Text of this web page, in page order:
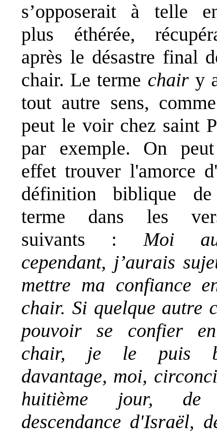
s’opposerait à telle
plus éthérée,
après le désastre final
chair. Le terme chairy
tout autre sens,
peut le voir chez saint
par exemple. On
effet trouver l'amorce
définition biblique
terme dans les
suivants : Moi
cependant, j’aurais
mettre ma confiance
chair. Si quelque autre
pouvoir se confier
chair, je le puis
davantage, moi,
huitième jour,
descendance d'Israël,